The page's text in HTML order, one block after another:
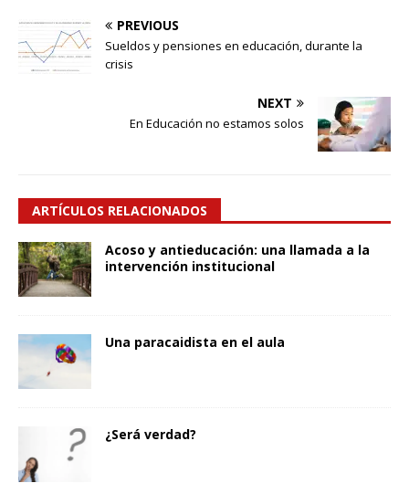
PREVIOUS
Sueldos y pensiones en educación, durante la
crisis
NEXT
En Educación no estamos solos
ARTÍCULOS RELACIONADOS
Acoso y antieducación: una llamada a la
intervención institucional
Una paracaidista en el aula
¿Será verdad?